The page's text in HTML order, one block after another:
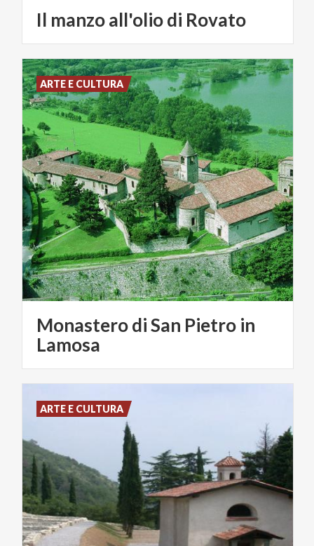
Il manzoall'oliodi Rovato
Monastero di San Pietro in
Lamosa
ARTE E CULTURA
ARTE E CULTURA